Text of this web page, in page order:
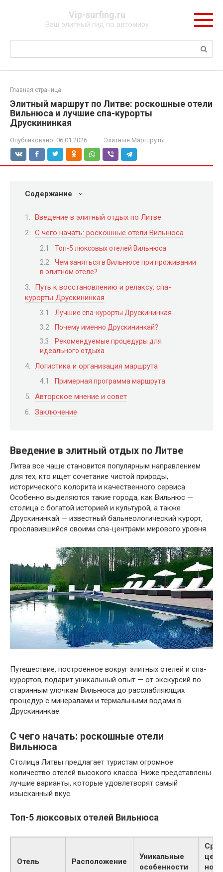
Vip-surfing.ru
Ваш элитный гид по автомиру
Поиск:
Главная страница
Элитный маршрут по Литве: роскошные отели
Вильнюса и лучшие спа-курорты
Друскининкая
Опубликовано: 06.01.2026 Элитные Маршруты
Содержание
Введение в элитный отдых по Литве
С чего начать: роскошные отели Вильнюса
Топ-5 люксовых отелей Вильнюса
Чем заняться в Вильнюсе при проживании
в элитном отеле?
Путь к восстановлению и релаксу: спа-
курорты Друскининкая
Лучшие спа-курорты Друскининкая
Почему именно Друскининкай?
Рекомендуемые процедуры для
идеального отдыха
Логистика и организация маршрута
Примерная программа маршрута
Авторское мнение и совет
Заключение
Введение в элитный отдых по Литве
Литва все чаще становится популярным направлением
для тех, кто ищет сочетание чистой природы,
исторического колорита и качественного сервиса.
Особенно выделяются такие города, как Вильнюс —
столица с богатой историей и культурой, а также
Друскининкай — известный бальнеологический курорт,
прославившийся своими спа-центрами мирового уровня.
Путешествие, построенное вокруг элитных отелей и спа-
курортов, подарит уникальный опыт — от экскурсий по
старинным улочкам Вильнюса до расслабляющих
процедур с минералами и термальными водами в
Друскининкае.
С чего начать: роскошные отели
Вильнюса
Столица Литвы предлагает туристам огромное
количество отелей высокого класса. Ниже представлены
лучшие варианты, которые удовлетворят самый
изысканный вкус.
Топ-5 люксовых отелей Вильнюса
Отель Расположение
Уникальные
особенности
ночь